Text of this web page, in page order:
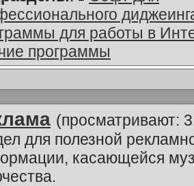
для работы в
программы
(просматривают:
для полезной
касающейся